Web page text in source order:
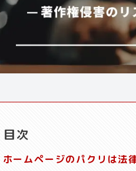
目次
ホームページのパクリは法